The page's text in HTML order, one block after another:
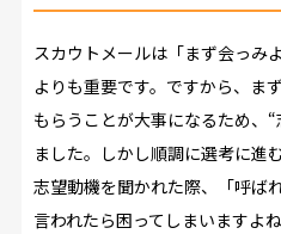
スカウトメールは「まず会っみ
よりも重要です。ですから、ま
もらうことが大事になるため、
ました。しかし順調に選考に進
志望動機を聞かれた際、「呼ば
言われたら困ってしまいますよ